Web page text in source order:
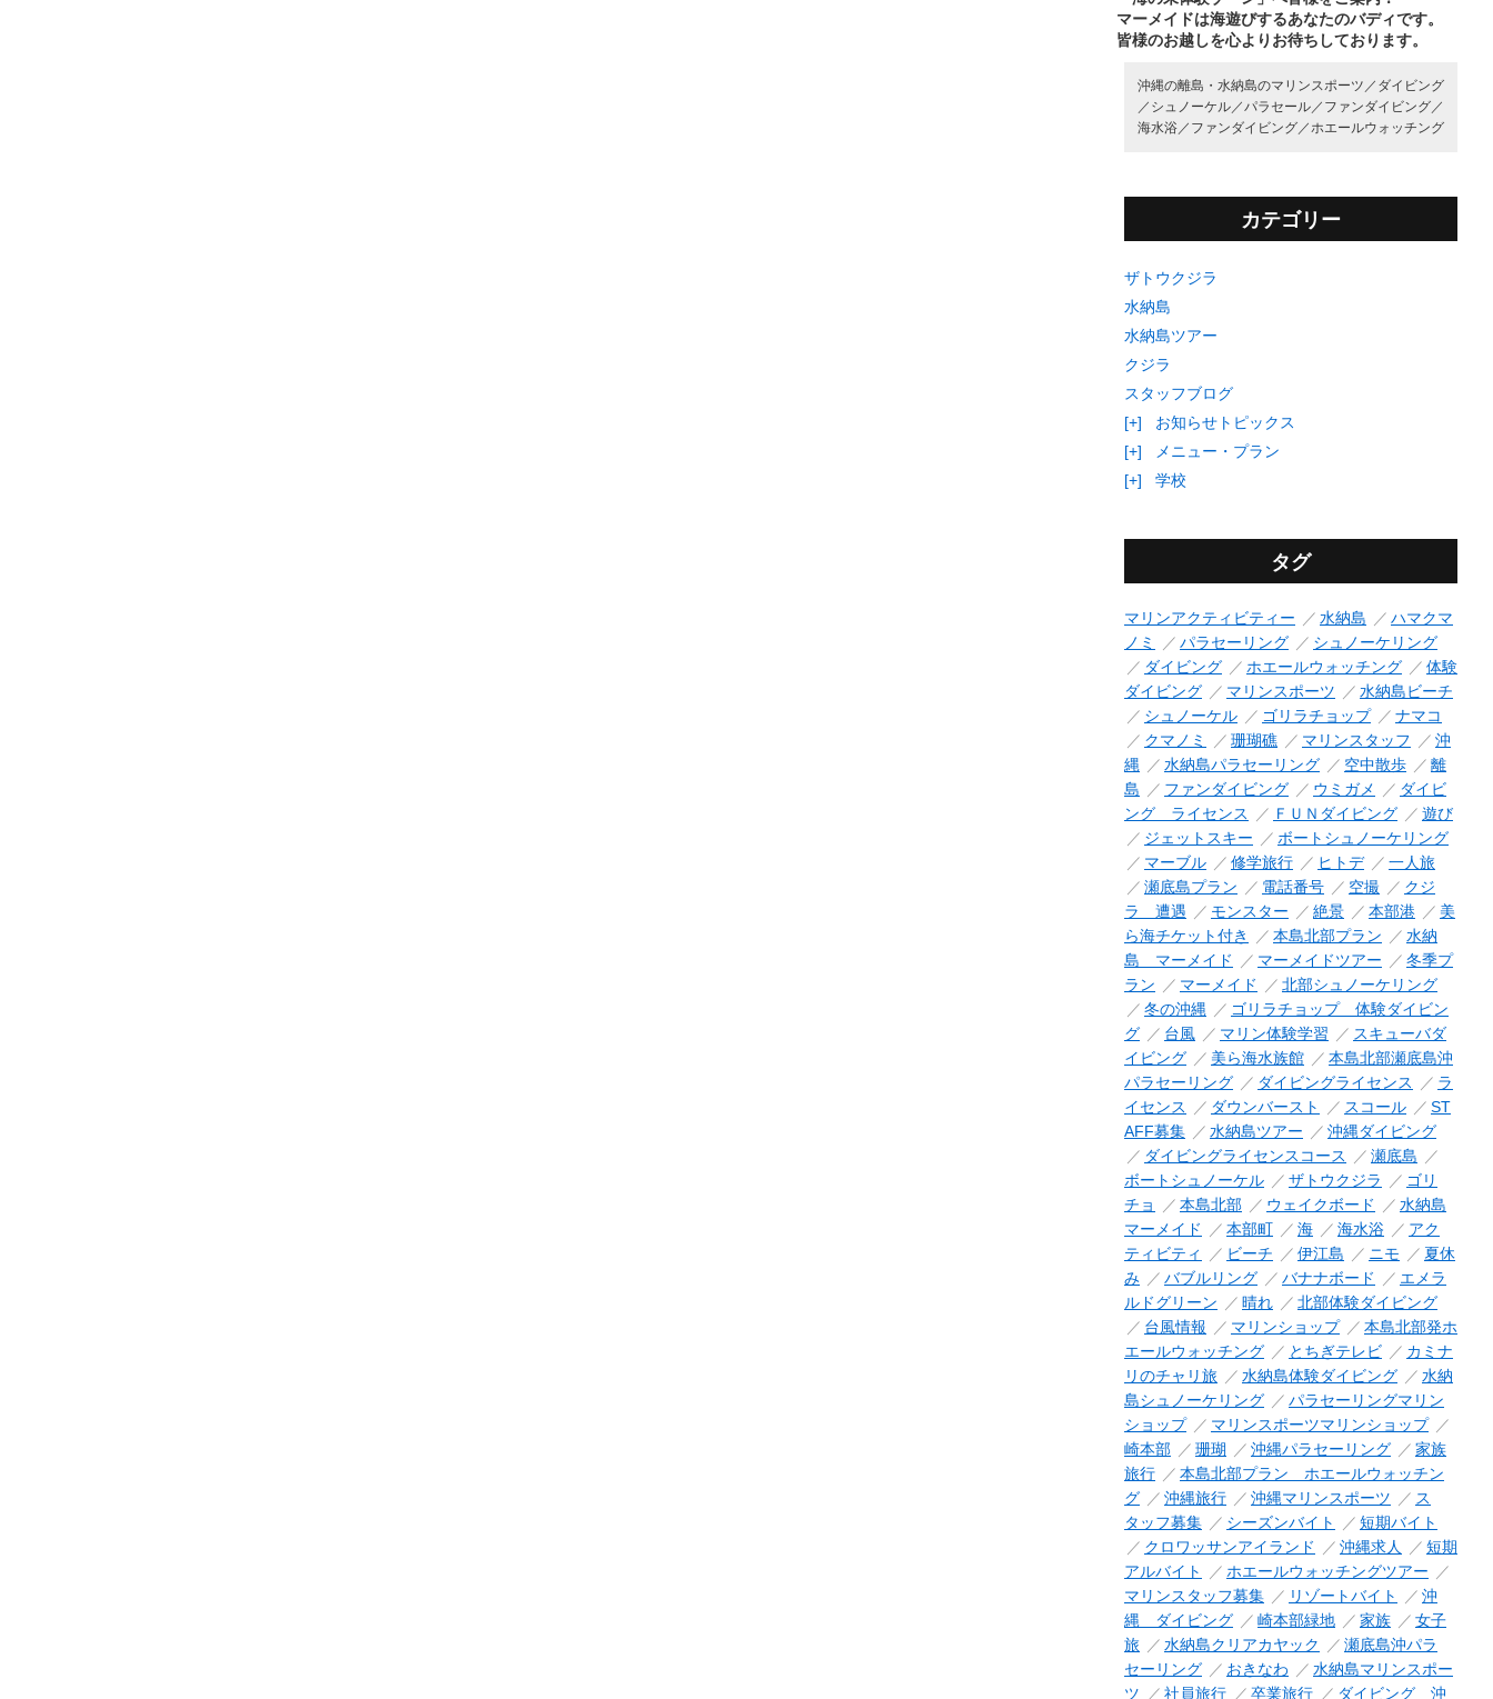
マーメイドは海遊びするあなたのバディです。
皆様のお越しを心よりお待ちしております。
沖縄の離島・水納島のマリンスポーツ／ ダイビング
／ シュノーケル／ パラセール／ ファンダイビング／
海水浴／ ファンダイビング／ ホエールウォッチング
カテゴリー
ザトウクジラ
水納島
水納島ツアー
クジラ
スタッフブログ
[+]
お知らせトピックス
[+]
メニュー・プラン
[+]
学校
タグ
マリンアクティビティー 水納島
ハマクマ
ノミ
パラセーリング
シュノーケリング
ダイビング
ホエールウォッチング
体験
ダイビング
マリンスポーツ
水納島ビーチ
シュノーケル
ゴリラチョップ
ナマコ
クマノミ
珊瑚礁 マリンスタッフ
沖
縄
水納島パラセーリング 空中散歩
離
島
ファンダイビング ウミガメ
ダイビ
ング ライセンス
ＦＵＮダイビング
遊び
ジェットスキー
ボートシュノーケリング
マーブル
修学旅行 ヒトデ
一人旅
瀬底島プラン
電話番号 空撮
クジ
ラ 遭遇
モンスター 絶景 本部港
美
ら海チケット付き
本島北部プラン
水納
島 マーメイド
マーメイドツアー
冬季プ
ラン
マーメイド
北部シュノーケリング
冬の沖縄
ゴリラチョップ 体験ダイビン
グ
台風 マリン体験学習
スキューバダ
イビング
美ら海水族館
本島北部瀬底島沖
パラセーリング
ダイビングライセンス
ラ
イセンス
ダウンバースト スコール
ST
AFF募集
水納島ツアー
沖縄ダイビング
ダイビングライセンスコース
瀬底島
ボートシュノーケル
ザトウクジラ
ゴリ
チョ
本島北部 ウェイクボード
水納島
マーメイド
本部町 海 海水浴
アク
ティビティ
ビーチ 伊江島 ニモ
夏休
み
バブルリング バナナボード
エメラ
ルドグリーン
晴れ
北部体験ダイビング
台風情報
マリンショップ
本島北部発ホ
エールウォッチング
とちぎテレビ
カミナ
リのチャリ旅
水納島体験ダイビング
水納
島シュノーケリング
パラセーリングマリン
ショップ
マリンスポーツマリンショップ
崎本部
珊瑚 沖縄パラセーリング
家族
旅行
本島北部プラン ホエールウォッチン
グ
沖縄旅行 沖縄マリンスポーツ
ス
タッフ募集
シーズンバイト
短期バイト
クロワッサンアイランド
沖縄求人
短期
アルバイト
ホエールウォッチングツアー
マリンスタッフ募集
リゾートバイト
沖
縄 ダイビング
崎本部緑地 家族
女子
旅
水納島クリアカヤック
瀬底島沖パラ
セーリング
おきなわ
水納島マリンスポー
ツ
社員旅行 卒業旅行 ダイビング 沖